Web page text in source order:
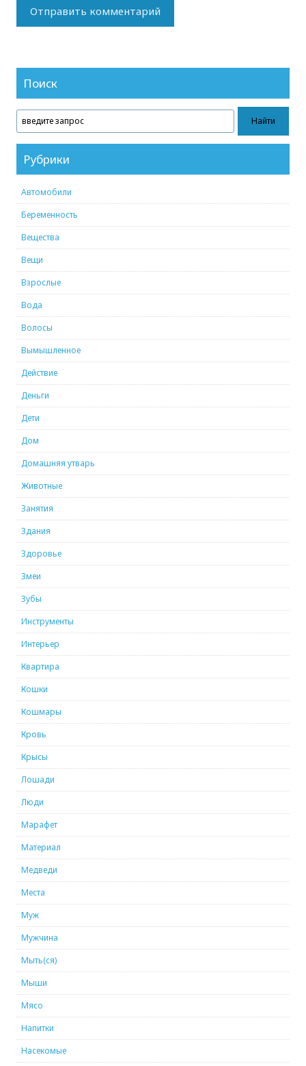
Поиск
Рубрики
Автомобили
Беременность
Вещества
Вещи
Взрослые
Вода
Волосы
Вымышленное
Действие
Деньги
Дети
Дом
Домашняя утварь
Животные
Занятия
Здания
Здоровье
Змеи
Зубы
Инструменты
Интерьер
Квартира
Кошки
Кошмары
Кровь
Крысы
Лошади
Люди
Марафет
Материал
Медведи
Места
Муж
Мужчина
Мыть(ся)
Мыши
Мясо
Напитки
Насекомые